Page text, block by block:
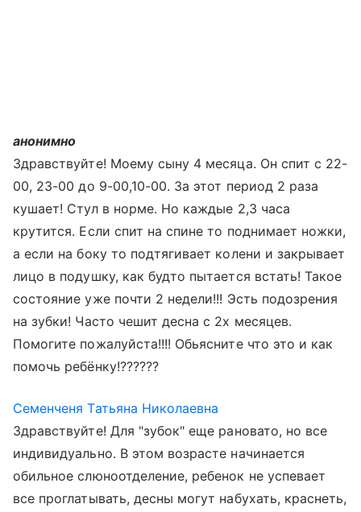
анонимно
Здравствуйте! Моему сыну 4 месяца. Он спит с 22-
00, 23-00 до 9-00,10-00. За этот период 2 раза
кушает! Стул в норме. Но каждые 2,3 часа
крутится. Если спит на спине то поднимает ножки,
а если на боку то подтягивает колени и закрывает
лицо в подушку, как будто пытается встать! Такое
состояние уже почти 2 недели!!! Эсть подозрения
на зубки! Часто чешит десна с 2х месяцев.
Помогите пожалуйста!!!! Обьясните что это и как
помочь ребёнку!??????
Семенченя Татьяна Николаевна
Здравствуйте! Для "зубок" еще рановато, но все
индивидуально. В этом возрасте начинается
обильное слюноотделение, ребенок не успевает
все проглатывать, десны могут набухать, краснеть,